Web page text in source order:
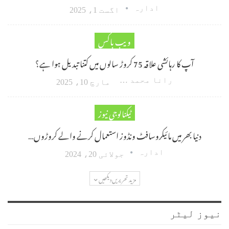
ادارہ اگست 1، 2025
ویب باکس
آپ کا رہائشی علاقہ 75 کروڑ سالوں میں کتنا تبدیل ہوا ہے؟
رانا محمد امین اکبر مارچ 10، 2025
ٹیکنالوجی نیوز
دنیا بھر میں مائیکروسافٹ ونڈوز استعمال کرنے والے کروڑوں…
ادارہ جولائی 20، 2024
مزید تحریریں دیکھیں
نیوز لیٹر